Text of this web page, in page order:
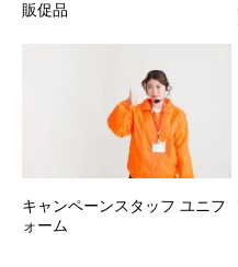
販促品
キャンペーンスタッフ ユニフ
ォーム